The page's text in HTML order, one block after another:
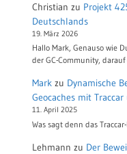
Christian zu Projekt
Deutschlands
19. März 2026
Hallo Mark, Genauso wie
der GC-Community,
Mark zu Dynamische
Geocaches mit
11. April 2025
Was sagt denn das
Lehmann zu Der